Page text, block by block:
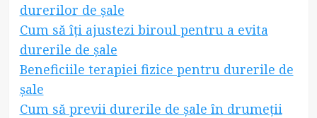
durerilor de șale
Cum să îți ajustezi biroul pentru a evita
durerile de șale
Beneficiile terapiei fizice pentru durerile de
șale
Cum să previi durerile de șale în drumeții